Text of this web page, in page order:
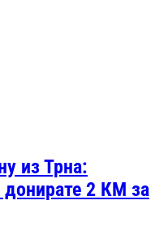
из Трна:
донирате 2 КМ за